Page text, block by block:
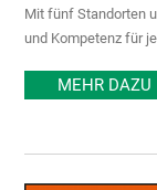
Mit fünf Standorten
und Kompetenz für
MEHR DAZU